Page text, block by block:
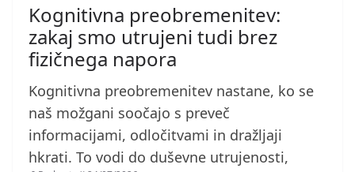
Kognitivna preobremenitev:
zakaj smo utrujeni tudi brez
fizičnega napora
Kognitivna preobremenitev nastane, ko se
naš možgani soočajo s preveč
informacijami, odločitvami in dražljaji
hkrati. To vodi do duševne utrujenosti,